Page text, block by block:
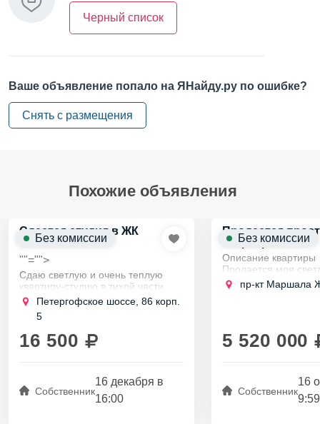
Черный список
Ваше объявление попало на ЯНайду.ру по ошибке?
Снять с размещения
Похожие объявления
Сдается студия в ЖК
"Клены"
""="">
Сдаю светлую и очень теплую
квартиру-студию в тихой части
города в Красносельском районе
в 15-20 минутах езды на
общественном транспорте от
станции метро автово....
Петергофское шоссе, 86 корп.
5
16 500
Собственник
16 декабря в
16:00
Без комиссии
Продается
квартира 46м2
Описание квартиры
Продается моя
просторная
квартира в
пр-кт Маршала
5 520 000
Собственник
16
9:59
Без комиссии